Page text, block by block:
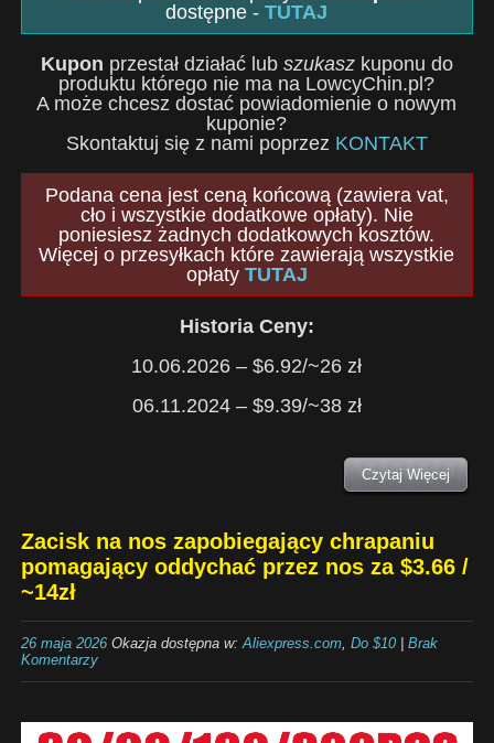
dostępne -TUTAJ
Kupon przestał działać lub szukaszkuponu do
produktu którego nie ma na LowcyChin.pl?
A może chcesz dostać powiadomienie o nowym
kuponie?
Skontaktuj się z nami poprzez KONTAKT
Podana cena jest ceną końcową (zawiera vat,
cło i wszystkie dodatkowe opłaty). Nie
poniesiesz żadnych dodatkowych kosztów.
Więcej o przesyłkach które zawierają wszystkie
opłaty TUTAJ
Historia Ceny:
10.06.2026 – $6.92/~26 zł
06.11.2024 – $9.39/~38 zł
Czytaj Więcej
Zacisk na nos zapobiegający chrapaniu
pomagający oddychać przez nos za $3.66 /
~14zł
26 maja 2026Okazja dostępna w:Aliexpress.com, Do $10| Brak
Komentarzy